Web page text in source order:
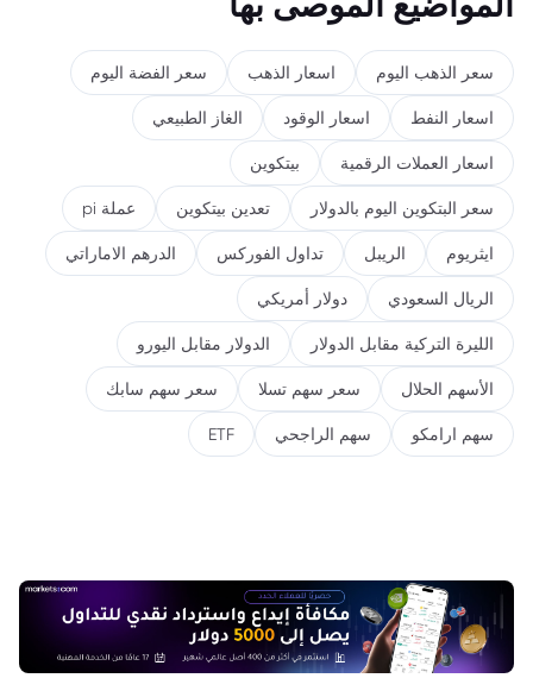
سعر الذهب اليوم اسعار الذهب سعر الفضة اليوم
اسعار النفط اسعار الوقود الغاز الطبيعي
اسعار العملات الرقمية بيتكوين
سعر البتكوين اليوم بالدولار تعدين بيتكوين عملة pi
ايثريوم الريبل تداول الفوركس الدرهم الاماراتي
الريال السعودي دولار أمريكي
الليرة التركية مقابل الدولار الدولار مقابل اليورو
الأسهم الحلال سعر سهم تسلا سعر سهم سابك
سهم ارامكو سهم الراجحي ETF